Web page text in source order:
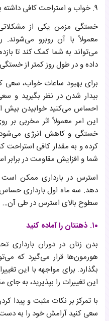
۹. خواب و استراحت کافی داشته باشید
خستگی مزمن یکی از
معمولاً با آن روبرو می‌شوند.
می‌تواند به شما کمک کند تا
داده و در طول روز کمتر از
برای بهبود ساعات خواب، سعی
بیدار شدن در نظر بگیرید و
این امر معمولاً اثر مخربی
خستگی و کاهش انرژی
کرده و به مقدار کافی استراحت
شما و افزایش مقاومت در برابر
استرس در بارداری ممکن است
دهد. سه ماه اول بارداری حساس
سطوح بالای استرس در طی آن…
۱۰. ذهنتان را آماده کنید
بدن زنان در دوران بارداری
هورمون‌ها قرار می‌گیرد که
بگذارد. برای مواجهه با این
این تغییرات را بپذیرید، به جای
با تمرکز بر نکات مثبت و پیدا
سعی کنید آرامش خود را به